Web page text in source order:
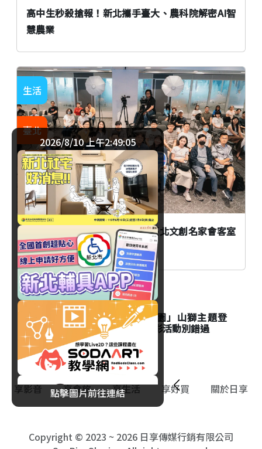
高中生秒殺搶報！新北攜手臺大、農科院解密AI智
慧農業
AI時代創作者如何不被取代？臺北文創名家會客室
談From AI to I
生活
臺北
生活
台北市立動物園「夜間動物園」山獅主題登
場！Keeper's Talk資訊與精彩活動別錯過
2026/8/10 上午2:49:05
點擊圖片前往連結
享影音 享食旅 享生活 享好買 關於日享
Copyright © 2023 ~ 2026 日享傳媒行銷有限公司